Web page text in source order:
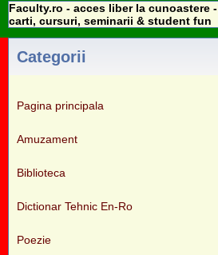
Faculty.ro - acces liber la cunoastere -
carti, cursuri, seminarii & student fun
Categorii
Pagina principala
Amuzament
Biblioteca
Dictionar Tehnic En-Ro
Poezie